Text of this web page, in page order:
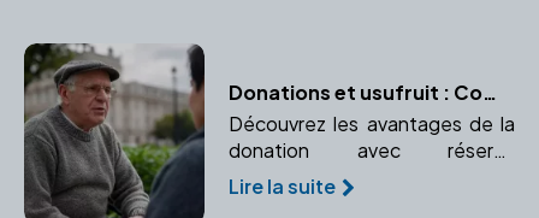
proches.
Donations et usufruit : Comment transmettre tout en conservant un droit d'usage ?
Découvrez les avantages de la
donation avec réserve
d'usufruit pour le donateur.
Préservez l'usage ou les
Lire la suite